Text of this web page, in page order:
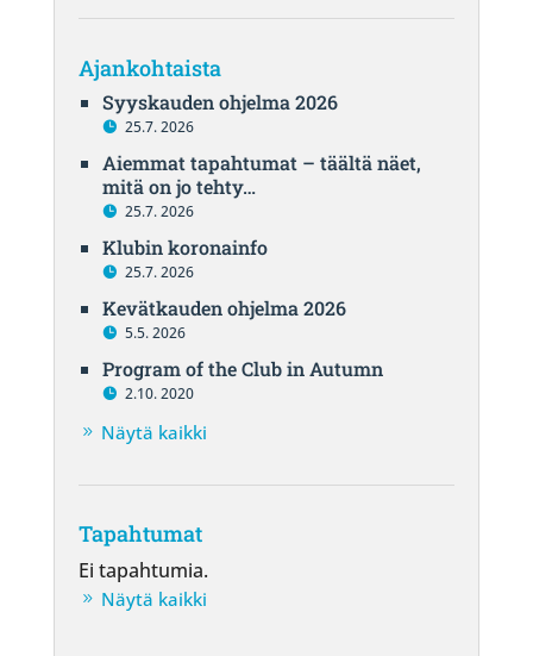
Ajankohtaista
Syyskauden ohjelma 2026
25.7. 2026
Aiemmat tapahtumat – täältä näet,
mitä on jo tehty…
25.7. 2026
Klubin koronainfo
25.7. 2026
Kevätkauden ohjelma 2026
5.5. 2026
Program of the Club in Autumn
2.10. 2020
Näytä kaikki
Tapahtumat
Ei tapahtumia.
Näytä kaikki